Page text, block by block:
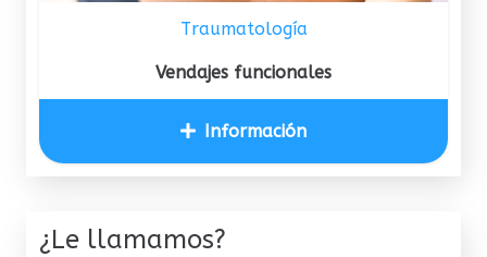
Traumatología
Vendajes funcionales
Información
¿Le llamamos?